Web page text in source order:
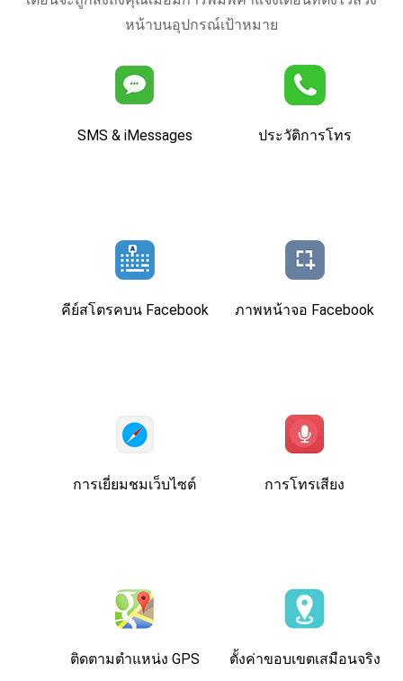
หน้าบนอุปกรณ์เป้าหมาย
SMS & iMessages ประวัติการโทร
คีย์สโตรคบน Facebook ภาพหน้าจอ Facebook
การเยี่ยมชมเว็บไซต์ การโทรเสียง
ติดตามตําแหน่ง GPS ตั้งค่าขอบเขตเสมือนจริง